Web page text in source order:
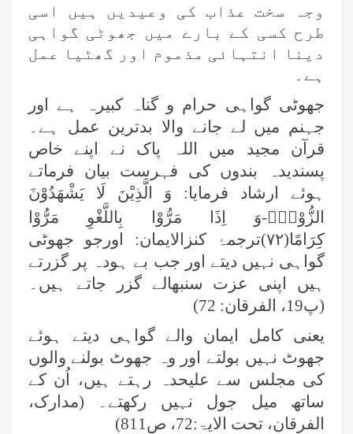
وجہ سخت عذاب کی وعیدیں ہیں اسی
طرح کسی کے بارے میں جھوٹی گواہی
دینا انتہائی مذموم اور گھٹیا عمل
ہے۔
جھوٹی گواہی حرام و گناہ کبیرہ ہے اور
جہنم میں لے جانے والا بدترین عمل ہے۔
قرآن مجید میں اللہ پاک نے اپنے خاص
پسندیدہ بندوں کی فہرست بیان فرماتے
ہوئے ارشاد فرمایا: وَ الَّذِیْنَ لَا یَشْهَدُوْنَ
الزُّوْرَۙ-وَ اِذَا مَرُّوْا بِاللَّغْوِ مَرُّوْا
كِرَامًا(۷۲)
ترجمۂ کنزالایمان: اورجو جھوٹی
گواہی نہیں دیتے اور جب بے ہودہ پر گزرتے
ہیں اپنی عزت سنبھالے گزر جاتے ہیں۔
(پ19، الفرقان: 72)
یعنی کامل ایمان والے گواہی دیتے ہوئے
جھوٹ نہیں بولتے اور وہ جھوٹ بولنے والوں
کی مجلس سے علیحدہ رہتے ہیں، اُن کے
ساتھ میل جول نہیں رکھتے۔ (مدارک،
الفرقان، تحت الایۃ:72، ص811)